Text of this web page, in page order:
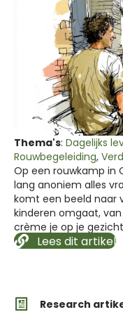
Thema's: Dagelijks
Rouwbegeleiding,
Op een rouwkamp in
lang anoniem alles
komt een beeld naar
kinderen omgaat,
crème je op je
Lees dit artikel
Research